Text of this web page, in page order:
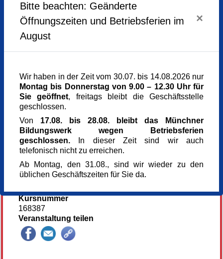
Dienstag,23.06.2026,
Dienstag,14.07.2026,
Dienstag,21.07.2026,18.00 - 21.00 Uhr
Veranstaltungsort
Kunst im Turm - St. Clemens
Arnulfstr. 166
80634 München
München
Kursgebühr
148 €
Referent_in
Künstlerin
Anmeldung bis
Kursnummer
168387
Veranstaltung teilen
Bitte beachten: Geänderte
Öffnungszeiten und Betriebsferien im
August
×
Wir haben in der Zeit vom 30.07. bis 14.08.2026 nur
Montag bis Donnerstag von 9.00 – 12.30 Uhr für
Sie geöffnet, freitags bleibt die Geschäftsstelle
geschlossen.
Von 17.08. bis 28.08. bleibt das Münchner
Bildungswerk wegen Betriebsferien
geschlossen. In dieser Zeit sind wir auch
telefonisch nicht zu erreichen.
Ab Montag, den 31.08., sind wir wieder zu den
üblichen Geschäftszeiten für Sie da.